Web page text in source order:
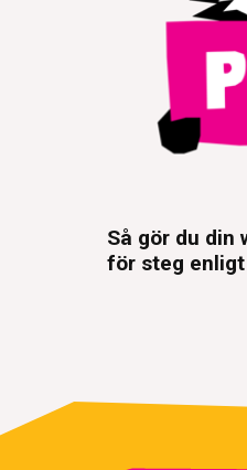
Så gör du din
för steg enligt